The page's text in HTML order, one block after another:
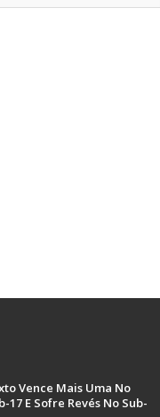
Vence Mais Uma No
17 E Sofre Revés No Sub-